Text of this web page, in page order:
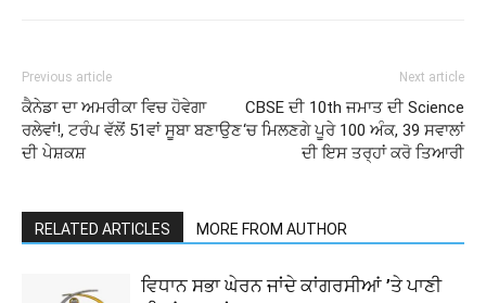
Previous article
ਕੈਨੇਡਾ ਦਾ ਅਮਰੀਕਾ ਵਿਚ ਹੋਵੇਗਾ
ਰਲੇਵਾਂ!, ਟਰੰਪ ਵੱਲੋਂ 51ਵਾਂ ਸੂਬਾ ਬਣਾਉਣ
ਦੀ ਪੇਸ਼ਕਸ਼
Next article
CBSE ਦੀ 10th ਜਮਾਤ ਦੀ Science
‘ਚ ਮਿਲਣਗੇ ਪੂਰੇ 100 ਅੰਕ, 39 ਸਵਾਲਾਂ
ਦੀ ਇਸ ਤਰ੍ਹਾਂ ਕਰੋ ਤਿਆਰੀ
RELATED ARTICLES MORE FROM AUTHOR
ਵਿਧਾਨ ਸਭਾ ਘੇਰਨ ਜਾਂਦੇ ਕਾਂਗਰਸੀਆਂ ’ਤੇ ਪਾਣੀ